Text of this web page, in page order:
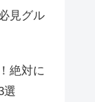
見グル
絶対に
選